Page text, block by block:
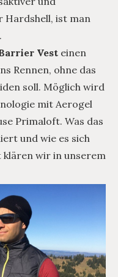
Hardshell, ist man
Vest einen
Rennen, ohne das
soll. Möglich wird
mit Aerogel
Primaloft. Was das
und wie es sich
wir in unserem